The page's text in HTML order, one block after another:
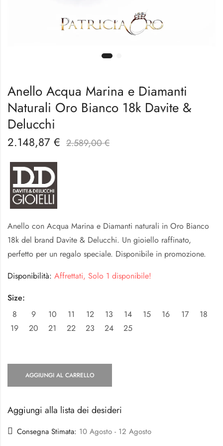
Anello Acqua Marina e Diamanti
Naturali Oro Bianco 18k Davite &
Delucchi
2.148,87 € 2.589,00€
Anello con Acqua Marina e Diamanti naturali in Oro Bianco
18k del brand Davite & Delucchi. Un gioiello raffinato,
perfetto per un regalo speciale. Disponibile in promozione.
Disponibilità: Affrettati, Solo 1 disponibile!
Size:
8
9 10 11 12 13 14 15 16 17
18
19
20 21 22 23 24 25
AGGIUNGI AL CARRELLO
Aggiungi alla lista dei desideri
Consegna Stimata: 10 Agosto - 12 Agosto